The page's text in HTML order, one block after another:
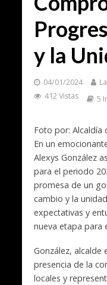
y la
04/01/2024
412 Vistas
5
Foto por: Alcaldía
En un
Alexys González
para el periodo
promesa de un
cambio y la
expectativas y
nueva etapa para
González, alcalde
presencia de la
locales y